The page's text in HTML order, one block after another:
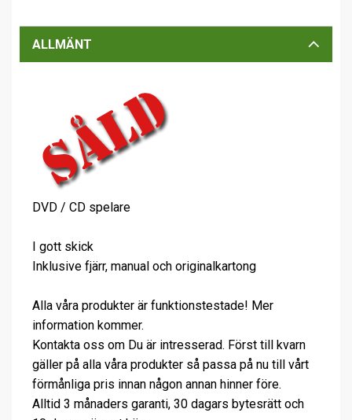
ALLMÄNT
DVD / CD spelare
I gott skick
Inklusive fjärr, manual och originalkartong
Alla våra produkter är funktionstestade! Mer
information kommer.
Kontakta oss om Du är intresserad. Först till kvarn
gäller på alla våra produkter så passa på nu till vårt
förmånliga pris innan någon annan hinner före.
Alltid 3 månaders garanti, 30 dagars bytesrätt och